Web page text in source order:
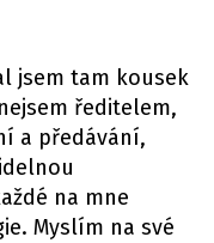
jsem tam kousek
ředitelem,
a předávání,
na mne
Myslím na své